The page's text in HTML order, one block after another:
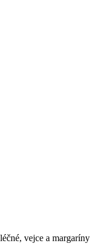
vejce a margaríny